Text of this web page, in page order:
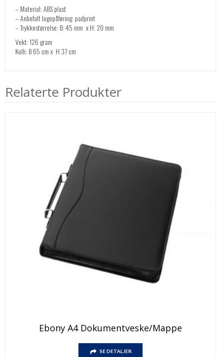
– Material: ABS plast
– Anbefalt logopåføring: padprint
– Trykkestørrelse: B: 45 mm x H: 20 mm
Vekt: 126 gram
Kolli: B 65 cm x H 37 cm
Relaterte Produkter
produktet
flere
Ebony A4 Dokumentveske/mappe
Dette
SE DETALJER